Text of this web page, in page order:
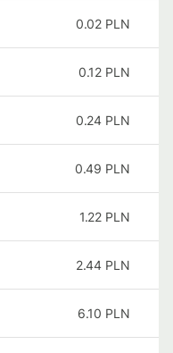
0.02 PLN
0.12 PLN
0.24 PLN
0.49 PLN
1.22 PLN
2.44 PLN
6.10 PLN